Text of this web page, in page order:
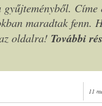
Címe
maradtak fenn.
oldalra! További
11